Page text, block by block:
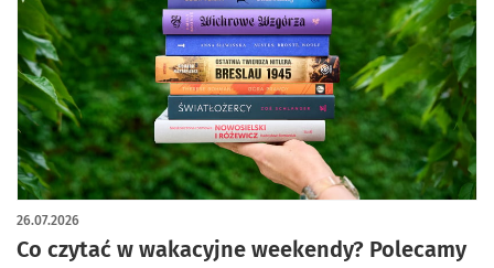
Co czytać w wakacyjne weekendy? Polecamy
26.07.2026
artykuł z galerią zdjęć